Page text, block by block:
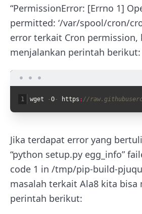
“PermissionError: [Errno 1]
permitted: ‘/var/spool/cron/
error terkait Cron permission,
menjalankan perintah berikut:
1 wget -O- https : //
Jika terdapat error yang
“python setup.py egg_info”
code 1 in /tmp/pip-build-
masalah terkait Ala8 kita bisa
perintah berikut: